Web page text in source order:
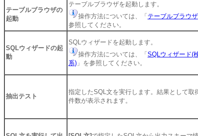
テーブルブラウザの
起動
テーブルブラウザを起動します。
操作方法については、「 テーブルブラウザ
参照してください。
SQLウィザードの起
動
SQLウィザードを起動します。
操作方法については、「 SQLウィザード(
系) 」を参照してください。
抽出テスト
指定したSQL文を実行します。結果として取
件数が表示されます。